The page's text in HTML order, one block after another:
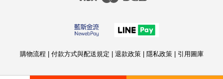
購物流程 付款方式與配送規定 退款政策| 隱私政策| 引用圖庫